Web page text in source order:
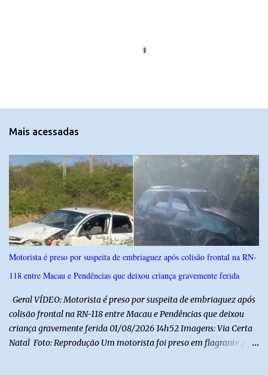
n
r
i
o
s
Mais acessadas
Motorista é preso por suspeita de embriaguez após colisão frontal na RN-
118 entre Macau e Pendências que deixou criança gravemente ferida
Geral VÍDEO: Motorista é preso por suspeita de embriaguez após
colisão frontal na RN-118 entre Macau e Pendências que deixou
criança gravemente ferida 01/08/2026 14h52 Imagens: Via Certa
Natal Foto: Reprodução Um motorista foi preso em flagrante por